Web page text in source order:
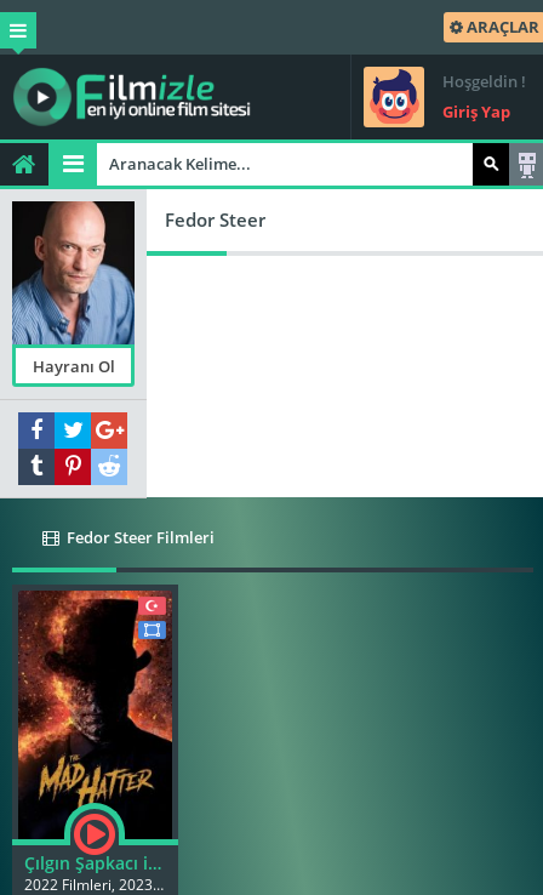
ARAÇLAR
Hoşgeldin !
Giriş Yap
Hayranı Ol
Fedor Steer
Fedor Steer Filmleri
Çılgın Şapkacı izle
2022 Filmleri, 2023 Filmleri